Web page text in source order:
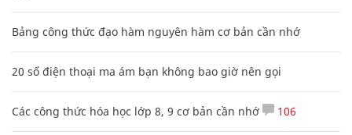
Bảng công thức đạo hàm nguyên hàm cơ bản cần nhớ
20 số điện thoại ma ám bạn không bao giờ nên gọi
Các công thức hóa học lớp 8, 9 cơ bản cần nhớ 106